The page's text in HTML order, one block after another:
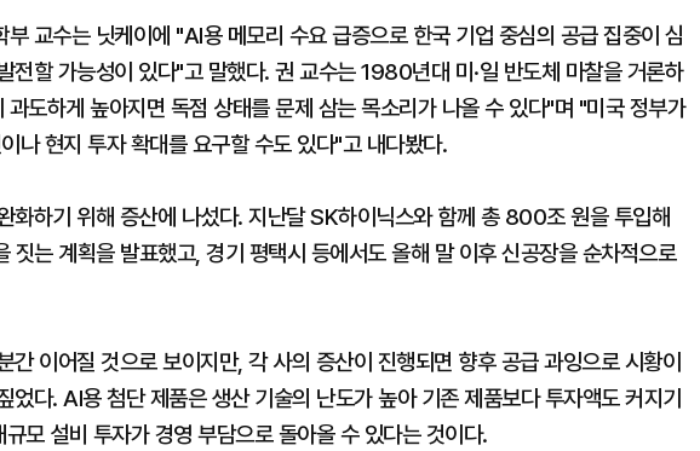
교수는 닛케이에 "AI용 메모리 수요 급증으로 한국 기업 중심의 공급 집중이 심
전할 가능성이 있다"고 말했다. 권 교수는 1980년대 미·일 반도체 마찰을 거론하
도하게 높아지면 독점 상태를 문제 삼는 목소리가 나올 수 있다"며 "미국 정부가
나 현지 투자 확대를 요구할 수도 있다"고 내다봤다.
화하기 위해 증산에 나섰다. 지난달 SK하이닉스와 함께 총 800조 원을 투입해
짓는 계획을 발표했고, 경기 평택시 등에서도 올해 말 이후 신공장을 순차적으로
간 이어질 것으로 보이지만, 각 사의 증산이 진행되면 향후 공급 과잉으로 시황이
었다. AI용 첨단 제품은 생산 기술의 난도가 높아 기존 제품보다 투자액도 커지기
모 설비 투자가 경영 부담으로 돌아올 수 있다는 것이다.